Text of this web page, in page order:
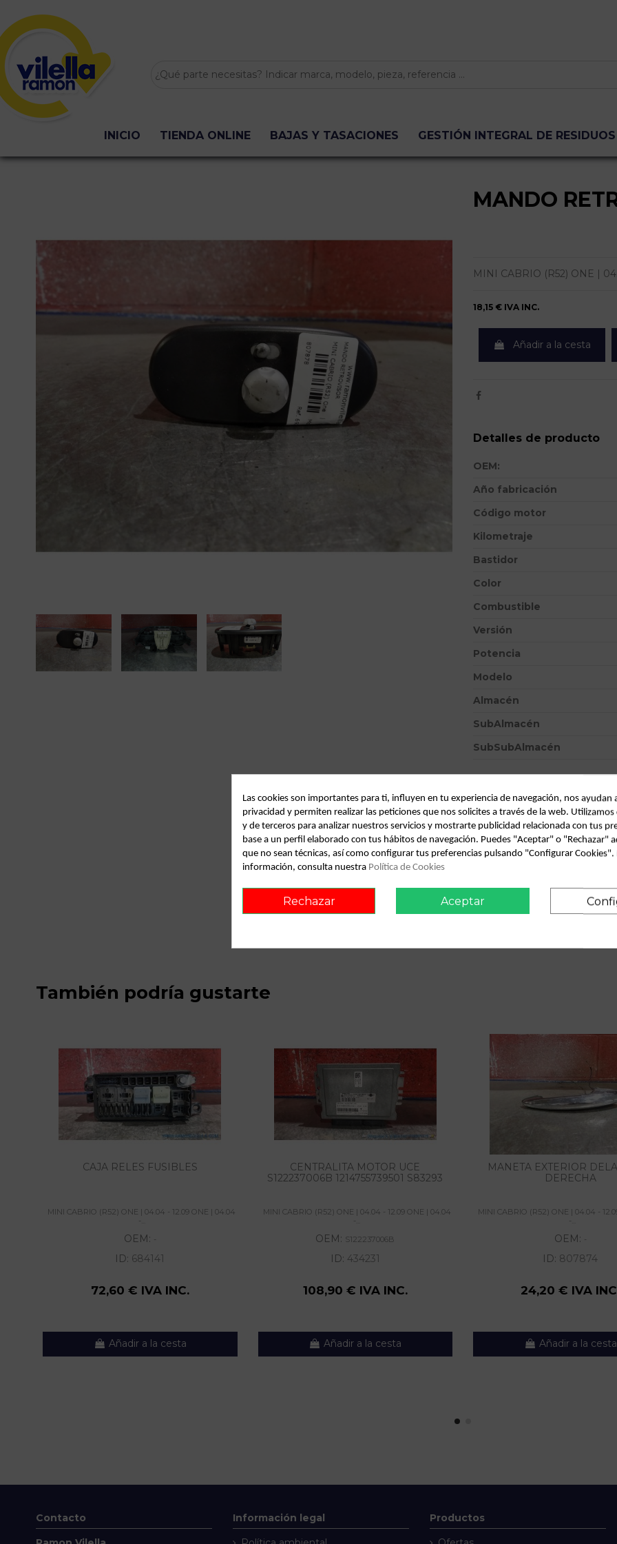
INICIO TIENDA ONLINE BAJAS Y TASACIONES GESTIÓN INTEGRAL DE RESIDUOS
MANDO
MINI CABRIO (R52) ONE |
18,15 € IVA INC.
Añadir a la cesta
Detalles de producto
OEM:
Año fabricación
Código motor
Kilometraje
Bastidor
Color
Combustible
Versión
Potencia
Modelo
Almacén
SubAlmacén
SubSubAlmacén
Fecha disponible:
2022-04-06
Descripción
Recambio de mando
También podría gustarte
CAJA RELES FUSIBLES
MINI CABRIO (R52) ONE | 04.04 - 12.09 ONE | 04.04
-...
OEM: -
ID: 684141
72,60 € IVA INC.
Añadir a la cesta
CENTRALITA MOTOR UCE
S122237006B 1214755739501 S83293
MINI CABRIO (R52) ONE | 04.04 - 12.09 ONE | 04.04
-...
OEM: S122237006B
ID: 434231
108,90 € IVA INC.
Añadir a la cesta
MANETA EXTERIOR
DERECHA
MINI CABRIO (R52) ONE | 04.04 -
-...
OEM: -
ID: 807874
24,20 € IVA
Añadir a la cesta
Contacto Información legal Productos
Las cookies son importantes para ti, influyen en tu experiencia de navegación, nos ayudan
privacidad y permiten realizar las peticiones que nos solicites a través de la web.
y de terceros para analizar nuestros servicios y mostrarte publicidad relacionada con tus
base a un perfil elaborado con tus hábitos de navegación. Puedes "Aceptar" o "Rechazar"
que no sean técnicas, así como configurar tus preferencias pulsando "Configurar Cookies".
información, consulta nuestra Política de Cookies
Rechazar Aceptar